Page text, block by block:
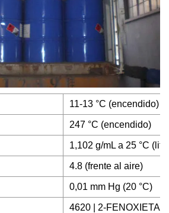
11-13 °C (encendido)
247 °C (encendido)
1,102 g/mL a 25 °C (lit.)
4.8 (frente al aire)
0,01 mm Hg (20 °C)
4620 | 2-